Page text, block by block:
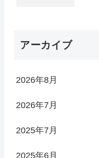
アーカイブ
2026年8月
2026年7月
2025年7月
2025年6月